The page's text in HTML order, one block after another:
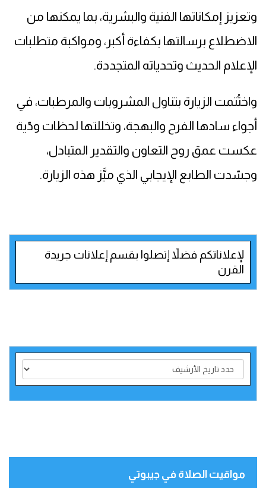
وتعزيز إمكاناتها الفنية والبشرية، بما يمكنها من
الاضطلاع برسالتها بكفاءة أكبر، ومواكبة متطلبات
الإعلام الحديث وتحدياته المتجددة.
واختُتمت الزيارة بتناول المشروبات والمرطبات، في
أجواء سادها الفرح والبهجة، وتخللتها لحظات ودّية
عكست عمق روح التعاون والتقدير المتبادل،
وجسّدت الطابع الإيجابي الذي ميَّز هذه الزيارة.
لإعلاناتكم فضلاً إتصلوا بقسم إعلانات جريدة
القرن
مواقيت الصلاة في جيبوتي‎